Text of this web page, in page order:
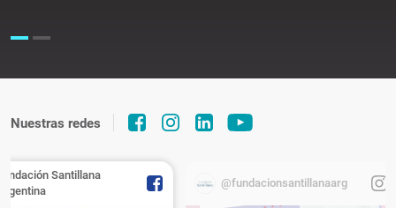
Nuestras redes
Santillana
@fundacionsantillanaarg